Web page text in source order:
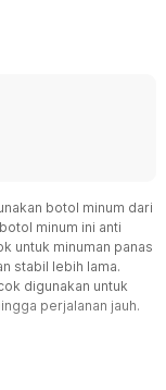
botol minum dari
minum ini anti
untuk minuman panas
stabil lebih lama.
digunakan untuk
perjalanan jauh.